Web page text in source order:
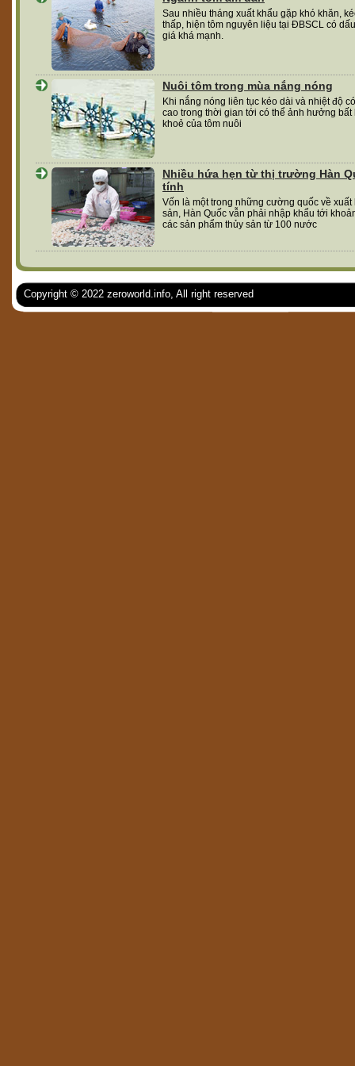
Sau nhiều tháng xuất khẩu gặp khó khăn,
thấp, hiện tôm nguyên liệu tại ĐBSCL có
giá khá mạnh.
Nuôi tôm trong mùa nắng nóng
Khi nắng nóng liên tục kéo dài và nhiệt độ
cao trong thời gian tới có thể ảnh hưởng
khoẻ của tôm nuôi
Nhiều hứa hẹn từ thị trường Hàn
tính
Vốn là một trong những cường quốc về xuất
sản, Hàn Quốc vẫn phải nhập khẩu tới
các sản phẩm thủy sản từ 100 nước
Copyright © 2022 zeroworld.info, All right reserved